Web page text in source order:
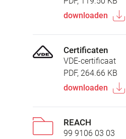
downloaden
Certificaten
VDE-certificaat
PDF, 264.66 KB
downloaden
REACH
99 9106 03 03